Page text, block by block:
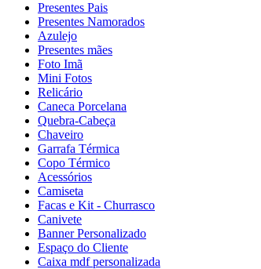
Presentes Pais
Presentes Namorados
Azulejo
Presentes mães
Foto Imã
Mini Fotos
Relicário
Caneca Porcelana
Quebra-Cabeça
Chaveiro
Garrafa Térmica
Copo Térmico
Acessórios
Camiseta
Facas e Kit - Churrasco
Canivete
Banner Personalizado
Espaço do Cliente
Caixa mdf personalizada